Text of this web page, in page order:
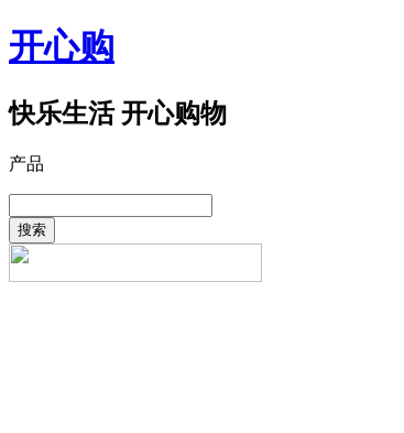
开心购
快乐生活 开心购物
产品
搜索